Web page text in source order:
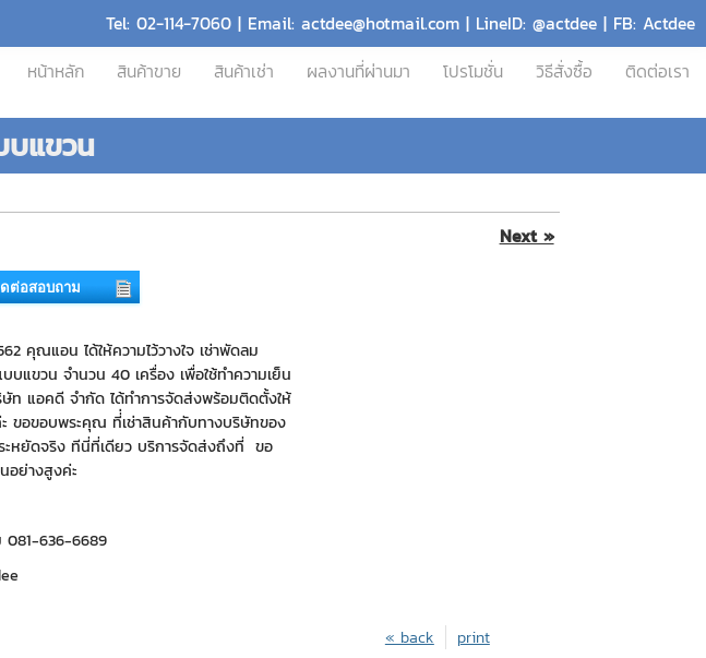
Tel: 02-114-7060 | Email: actdee@hotmail.com | LineID: @actdee | FB: Actdee
หน้าหลัก
สินค้าขาย สินค้าเช่า ผลงานที่ผ่านมา โปรโมชั่น วิธีสั่งซื้อ ติดต่อเรา
บแขวน
Next »
คุณแอน ได้ให้ความไว้วางใจ เช่าพัดลม
บแขวน จำนวน 40 เครื่อง เพื่อใช้ทำความเย็น
ท แอคดี จำกัด ได้ทำการจัดส่งพร้อมติดตั้งให้
ะ ขอขอบพระคุณ ที่่เช่าสินค้ากับทางบริษัทของ
ระหยัดจริง ทีนี่ที่เดียว บริการจัดส่งถึงที่ ขอ
อย่างสูงค่ะ
636-6689
print
« back